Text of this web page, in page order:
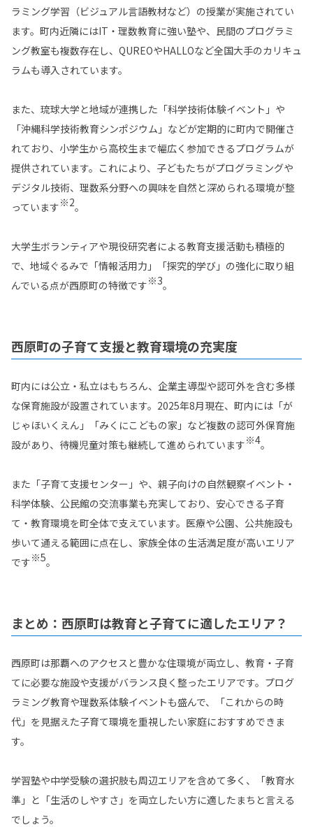
ラミング学習（ビジュアル言語教材など）の授業が実施されてい
ます。町内近隣にはIT・理数教育に強い塾や、民間のプログラミ
ング教室も複数存在し、QUREOやHALLOなど全国大手のカリキュ
ラムも導入されています。
また、琉球大学と地域が連携した「科学技術体験イベント」や
「沖縄科学技術教育シンポジウム」などが定期的に町内で開催さ
れており、小学生から高校生まで幅広く参加できるプログラムが
提供されています。これにより、子どもたちがプログラミングや
デジタル技術、理数系分野への興味を自然と深められる環境が整
っています※2。
大学生ボランティアや現役研究者による教育支援活動も積極的
で、地域ぐるみで「情報活用力」「探究的学び」の強化に取り組
んでいる点が西原町の特徴です※3。
西原町の子育て支援と教育環境の充実度
町内には公立・私立はもちろん、企業主導型や認可外を含む多様
な保育施設が設置されています。2025年8月現在、町内には「が
じゃほいくえん」「みくにこどもの家」など複数の認可外保育施
設があり、待機児童対策も継続して進められています※4。
また「子育て支援センター」や、親子向けの自然観察イベント・
科学体験、公民館の交流事業も充実しており、安心できる子育
て・教育環境を町全体で支えています。医療や公園、公共施設も
歩いて通える範囲に点在し、家族全体の生活満足度が高いエリア
です※5。
まとめ：西原町は教育と子育てに適したエリア？
西原町は那覇へのアクセスと豊かな住環境が両立し、教育・子育
てに必要な施設や支援がバランス良く整ったエリアです。プログ
ラミング教育や理数系体験イベントも盛んで、「これからの時
代」を見据えた子育て環境を重視したい家庭におすすめできま
す。
学習塾や中学受験の選択肢も周辺エリアを含めて多く、「教育水
準」と「生活のしやすさ」を両立したい方に適したまちと言える
でしょう。